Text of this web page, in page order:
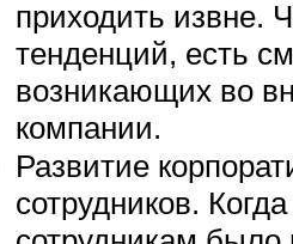
приходить извне.
тенденций, есть
возникающих во
компании.
Развитие
сотрудников.